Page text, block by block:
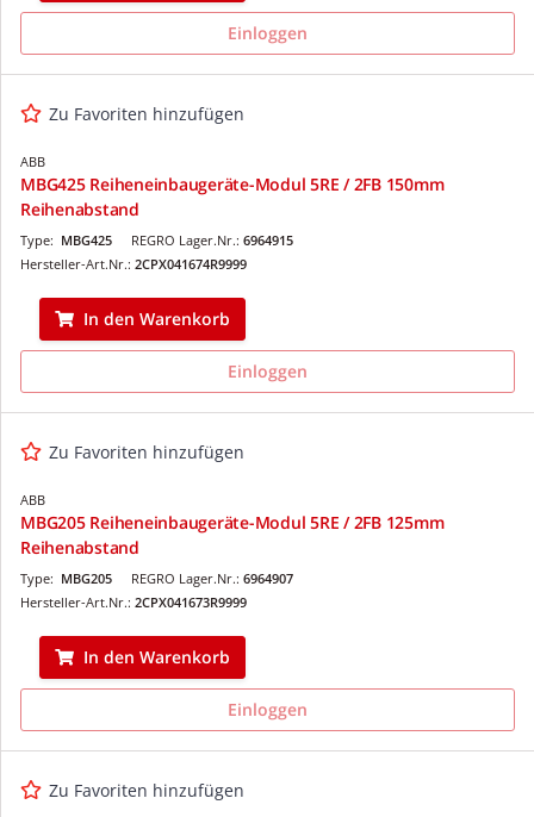
Einloggen
Zu Favoriten hinzufügen
ABB
MBG425 Reiheneinbaugeräte-Modul 5RE / 2FB 150mm
Reihenabstand
REGRO Lager.Nr.: 6964915
Type: MBG425
Hersteller-Art.Nr.: 2CPX041674R9999
In den Warenkorb
Einloggen
Zu Favoriten hinzufügen
ABB
MBG205 Reiheneinbaugeräte-Modul 5RE / 2FB 125mm
Reihenabstand
REGRO Lager.Nr.: 6964907
Type: MBG205
Hersteller-Art.Nr.: 2CPX041673R9999
In den Warenkorb
Einloggen
Zu Favoriten hinzufügen